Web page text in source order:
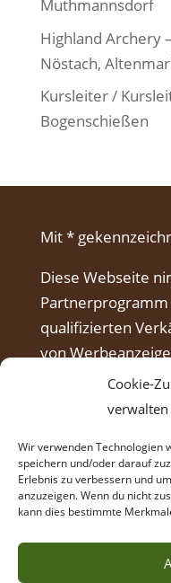
Cookie-
verwalten
Wir verwenden Technologien
speichern und/oder darauf
Erlebnis zu verbessern und
anzuzeigen. Wenn du nicht
kann dies bestimmte
Muthmannsdorf
Highland Archery
Nöstach,
Kursleiter /
Bogenschießen
Mit *
Diese Webseite
qualifizierten
von